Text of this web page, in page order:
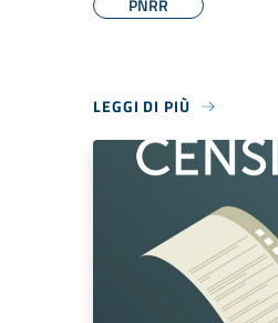
PNRR
LEGGI DI PIÙ